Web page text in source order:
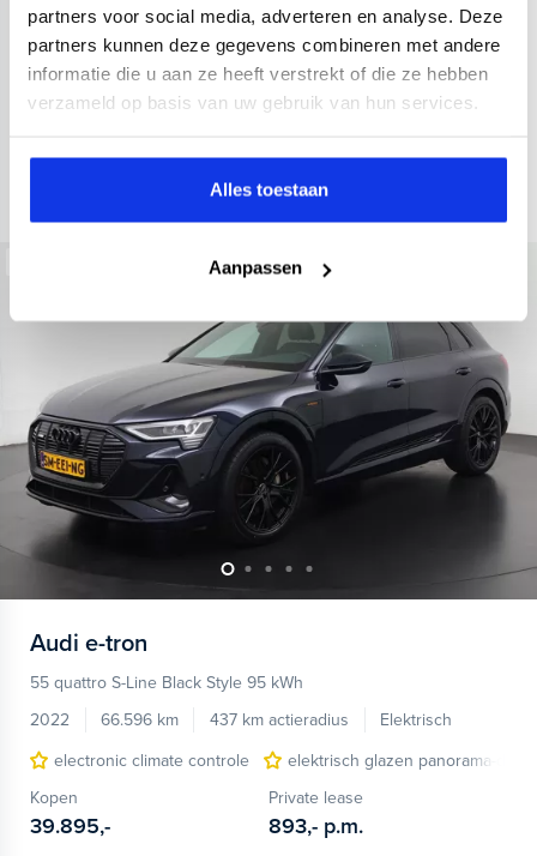
partners voor social media, adverteren en analyse. Deze
partners kunnen deze gegevens combineren met andere
informatie die u aan ze heeft verstrekt of die ze hebben
verzameld op basis van uw gebruik van hun services.
Alles toestaan
Aanpassen
34.998 km 437 km actieradius
Elektrisch
electronic climate controle
elektrisch glazen panorama-dak
Kopen
36.895,-
Private lease
793,- p.m.
Audi e-tron
55 quattro S-Line Black Style 95 kWh
2022
66.596 km 437 km actieradius
Elektrisch
electronic climate controle
elektrisch glazen panorama-dak
Kopen
39.895,-
Private lease
893,- p.m.